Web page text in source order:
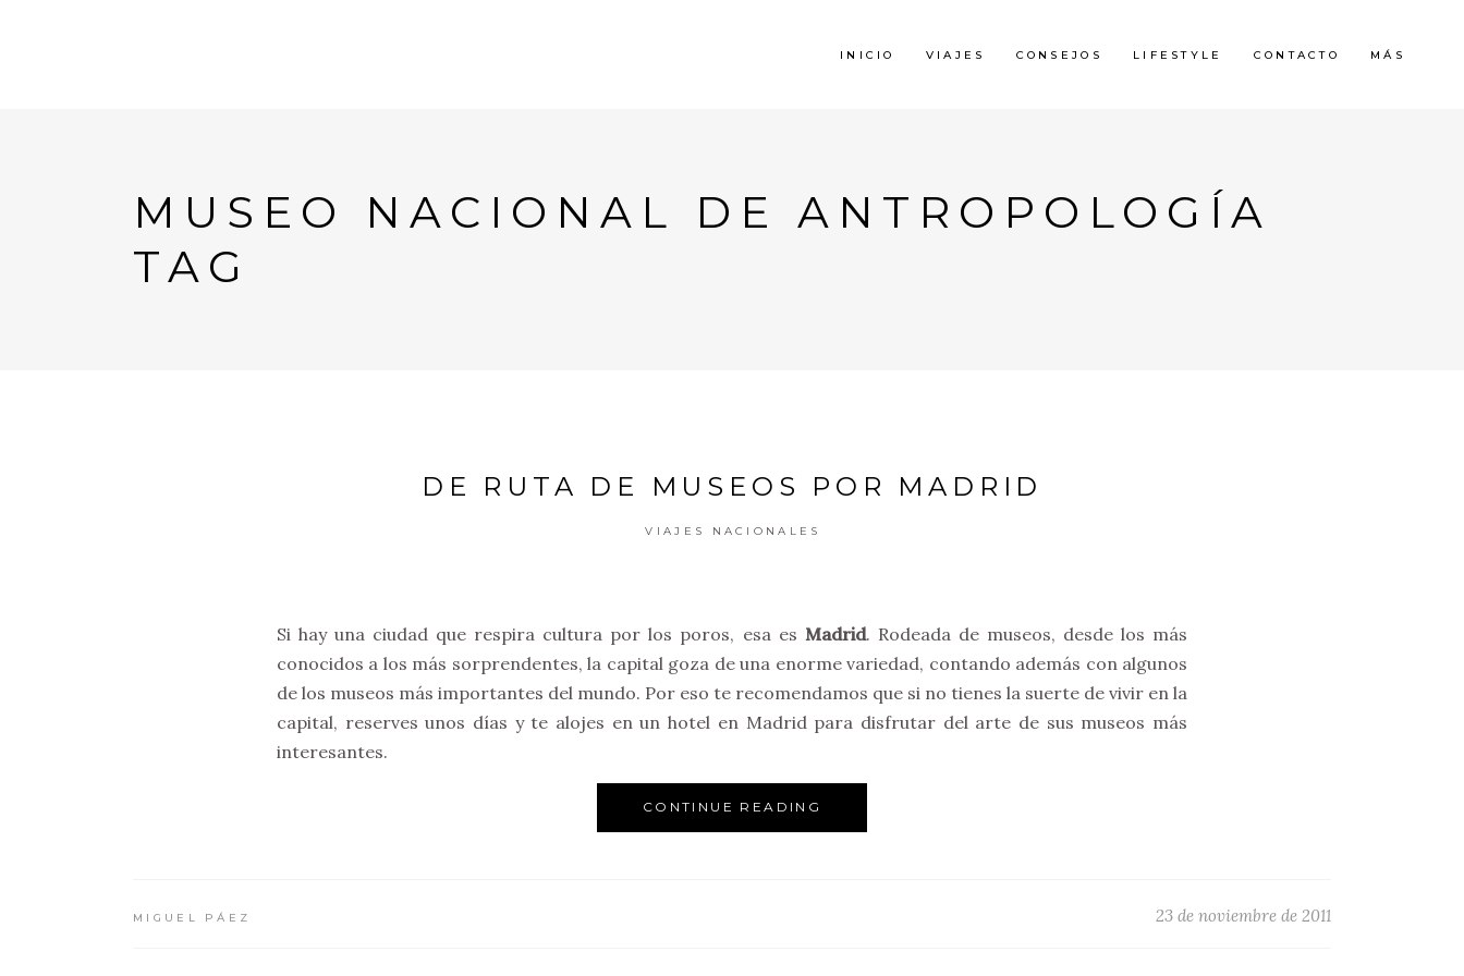
INICIO VIAJES CONSEJOS LIFESTYLE CONTACTO MÁS
MUSEO NACIONAL DE ANTROPOLOGÍA
TAG
DE RUTA DE MUSEOS POR MADRID
VIAJES NACIONALES
Si hay una ciudad que respira cultura por los poros, esa es Madrid. Rodeada de museos, desde los más
conocidos a los más sorprendentes, la capital goza de una enorme variedad, contando además con algunos
de los museos más importantes del mundo. Por eso te recomendamos que si no tienes la suerte de vivir en la
capital, reserves unos días y te alojes en un hotel en Madrid para disfrutar del arte de sus museos más
interesantes.
CONTINUE READING
MIGUEL PÁEZ 23 de noviembre de 2011